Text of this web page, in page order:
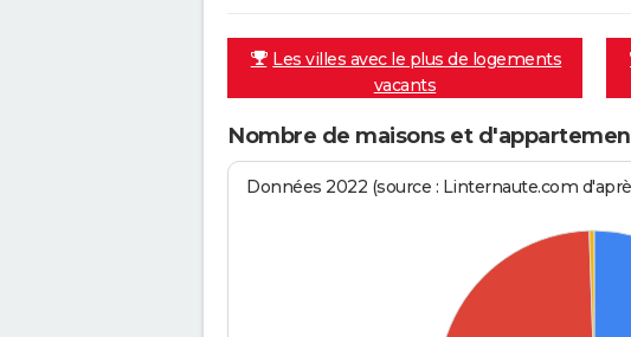
Les villes avec le plus de logements
vacants
Nombre de maisons et
Données 2022 (source : Linternaute.com